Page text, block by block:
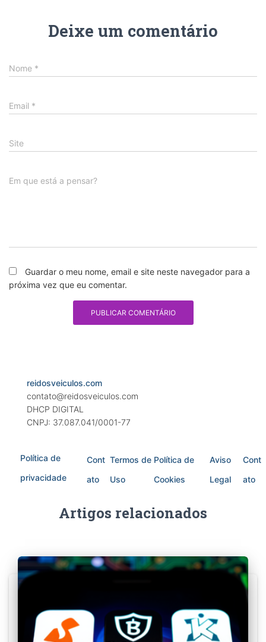
Deixe um comentário
Nome *
Email *
Site
Em que está a pensar?
Guardar o meu nome, email e site neste navegador para a
próxima vez que eu comentar.
reidosveiculos.com
contato@reidosveiculos.com
DHCP DIGITAL
CNPJ: 37.087.041/0001-77
Política de
privacidade
Cont
ato
Termos de
Uso
Política de
Cookies
Aviso
Legal
Cont
ato
Artigos relacionados